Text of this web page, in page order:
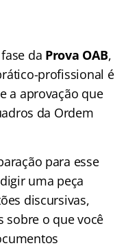
da Prova OAB,
profissional é
a aprovação que
da Ordem
para esse
uma peça
discursivas,
sobre o que você